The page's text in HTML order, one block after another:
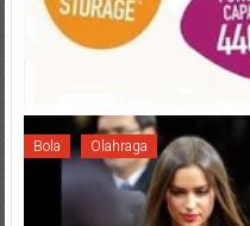
Bola Olahraga